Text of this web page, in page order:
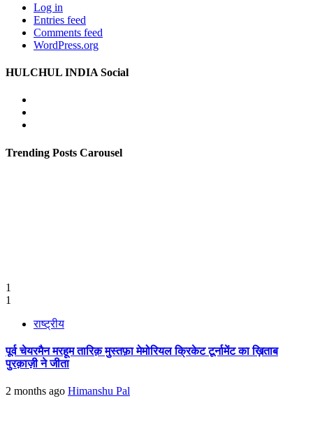
Log in
Entries feed
Comments feed
WordPress.org
HULCHUL INDIA Social
Trending Posts Carousel
1
1
राष्ट्रीय
पूर्व चेयरमैन मरहूम तारिक़ मुस्तफ़ा मेमोरियल क्रिकेट टूर्नामेंट का ख़िताब
पुरक़ाज़ी ने जीता
2 months ago Himanshu Pal